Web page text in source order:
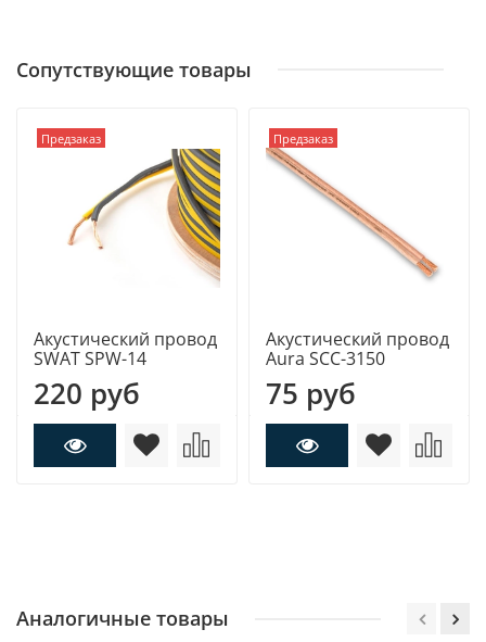
Сопутствующие товары
Предзаказ
Акустический провод
SWAT SPW-14
220 руб
Предзаказ
Акустический провод
Aura SCC-3150
75 руб
Аналогичные товары